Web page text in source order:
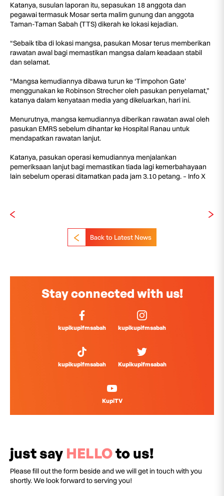
Katanya, susulan laporan itu, sepasukan 18 anggota dan
pegawai termasuk Mosar serta malim gunung dan anggota
Taman-Taman Sabah (TTS) dikerah ke lokasi kejadian.
“Sebaik tiba di lokasi mangsa, pasukan Mosar terus memberikan
rawatan awal bagi memastikan mangsa dalam keadaan stabil
dan selamat.
“Mangsa kemudiannya dibawa turun ke ‘Timpohon Gate’
menggunakan ke Robinson Strecher oleh pasukan penyelamat,”
katanya dalam kenyataan media yang dikeluarkan, hari ini.
Menurutnya, mangsa kemudiannya diberikan rawatan awal oleh
pasukan EMRS sebelum dihantar ke Hospital Ranau untuk
mendapatkan rawatan lanjut.
Katanya, pasukan operasi kemudiannya menjalankan
pemeriksaan lanjut bagi memastikan tiada lagi kemerbahayaan
lain sebelum operasi ditamatkan pada jam 3.10 petang. – Info X
Back to Latest News
Stay connected with us!
kupikupifmsabah kupikupifmsabah
kupikupifmsabah Kupikupifmsabah
KupiTV
just say HELLOto us!
Please fill out the form beside and we will get in touch with you
shortly. We look forward to serving you!